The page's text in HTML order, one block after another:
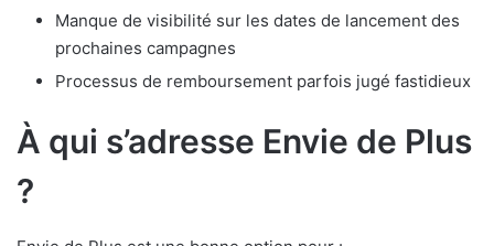
Manque de visibilité sur les dates de lancement des
prochaines campagnes
Processus de remboursement parfois jugé fastidieux
À qui s’adresse Envie de Plus
?